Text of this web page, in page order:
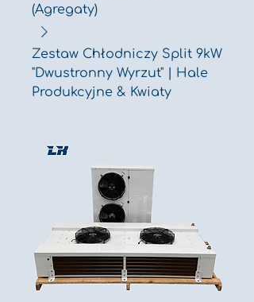
(Agregaty)
Zestaw Chłodniczy Split 9kW
"Dwustronny Wyrzut" | Hale
Produkcyjne & Kwiaty